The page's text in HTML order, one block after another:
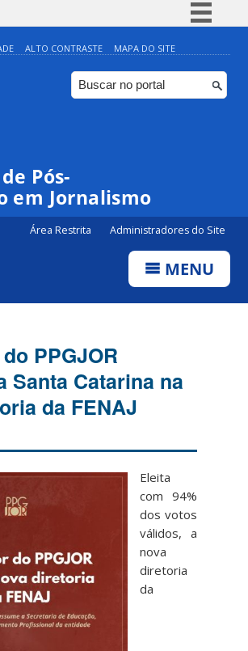
Simplifique!
Comunica BR
Participe
ALTO CONTRASTE MAPA DO SITE
Pós-
em Jornalismo
Área Restrita Administradores do Site
MENU
PPGJOR
Santa Catarina na
da FENAJ
Eleita
com 94%
dos votos
válidos, a
nova
diretoria
da